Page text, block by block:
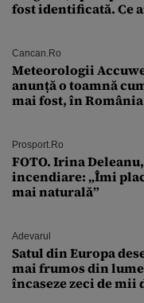
fost identificată. Ce
Cancan.ro
Meteorologii
anunță o toamnă
mai fost, în
București. Pe ce dată
Prosport.ro
FOTO. Irina
incendiare: „Îmi
mai naturală”
Adevarul
Satul din Europa
mai frumos din
încaseze zeci de mii